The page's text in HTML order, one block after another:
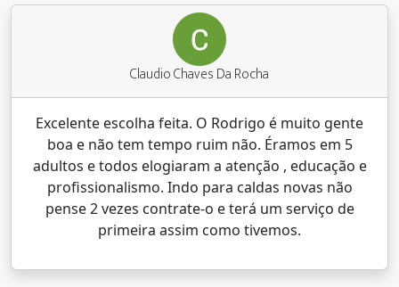
Claudio Chaves Da Rocha
Excelente escolha feita. O Rodrigo é muito gente
boa e não tem tempo ruim não. Éramos em 5
adultos e todos elogiaram a atenção , educação e
profissionalismo. Indo para caldas novas não
pense 2 vezes contrate-o e terá um serviço de
primeira assim como tivemos.